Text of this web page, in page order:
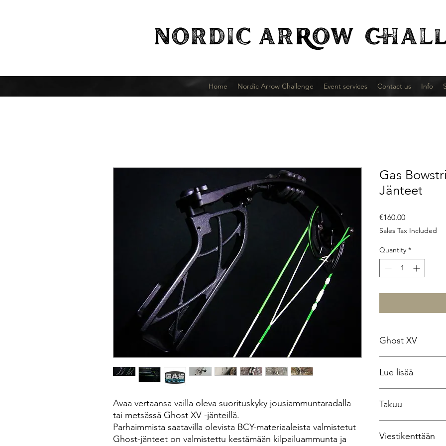
NORDIC ARROW
Home Nordic Arrow Challenge Event services Contact us Info
Avaa vertaansa vailla oleva suorituskyky jousiammuntaradalla
tai metsässä Ghost XV -jänteillä.
Parhaimmista saatavilla olevista BCY-materiaaleista valmistetut
Ghost-jänteet on valmistettu kestämään kilpailuammunta ja
Gas
Jänteet
€160.00Price
Sales Tax Included
Quantity *
Ghost XV
vakauden välillä.
prosessiin.
Lue lisää
set-4-5-piece/
Takuu
vuoden takuun
Viestikenttään